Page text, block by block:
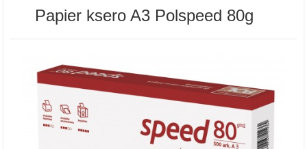
Papier ksero A3 Polspeed 80g